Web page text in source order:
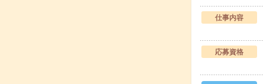
仕事内容
応募資格